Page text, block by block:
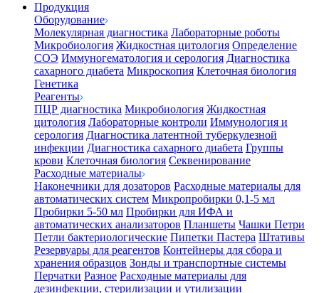
Продукция
Оборудование
Молекулярная диагностика Лабораторные роботы
Микробиология Жидкостная цитология Определение
СОЭ Иммуногематология и серология Диагностика
сахарного диабета Микроскопия Клеточная биология
Генетика
Реагенты
ПЦР диагностика Микробиология Жидкостная
цитология Лабораторные контроли Иммунология и
серология Диагностика латентной туберкулезной
инфекции Диагностика сахарного диабета Группы
крови Клеточная биология Секвенирование
Расходные материалы
Наконечники для дозаторов Расходные материалы для
автоматических систем Микропробирки 0,1-5 мл
Пробирки 5-50 мл Пробирки для ИФА и
автоматических анализаторов Планшеты Чашки Петри
Петли бактериологические Пипетки Пастера Штативы
Резервуары для реагентов Контейнеры для сбора и
хранения образцов Зонды и транспортные системы
Перчатки Разное Расходные материалы для
дезинфекции, стерилизации и утилизации